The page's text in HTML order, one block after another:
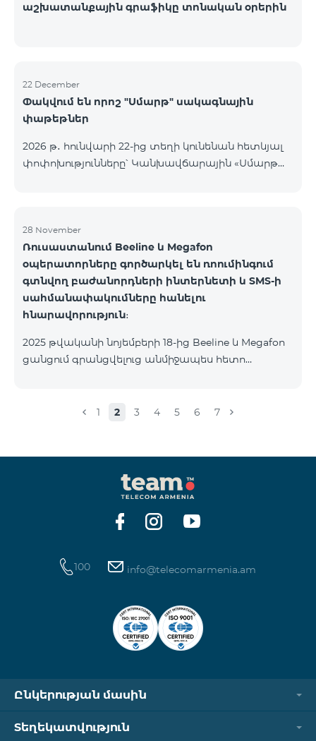
աշխատանքային գրաֆիկը տոնական օրերին
22 December
Փակվում են որոշ "Սմարթ" սակագնային
փաթեթներ
2026 թ․ հունվարի 22-ից տեղի կունենան հետևյալ
փոփոխությունները՝ Կանխավճարային «Սմարթ
սակագնային փաթեթին, որի շրջանակներում
կստանան անսահմանափակ ինտերնետ, 2000
րոպե դեպի ՀՀ բոլոր ցանցեր, ԱՄՆ, Կանադա, ՌԴ
Beeline և Tele2 ցանցեր, 500 SMS, 200 ՄԲ
ռոումինգում, 60 TV ալիք։ «BeFree 5000 unlimit»
սակագնային փաթեթի ամսավճարը կազմում է
սակագնային փաթեթը կդադարի գ
28 November
Ռուսաստանում Beeline և Megafon
օպերատորները գործարկել են ռոումինգում
գտնվող բաժանորդների ինտերնետի և SMS-ի
սահմանափակումները հանելու
հնարավորություն։
2025 թվականի նոյեմբերի 18-ից Beeline և Megafon
ցանցում գրանցվելուց անմիջապես հետո
էջին։ Ստուգումը հաջողությամբ անցնելուց հետո
կերպով։ Խնդրում ենք ուշադրություն դարձնել, որ
Captcha հղումն աշխատում է միայն
համապատասխան օպերատորի բջջային
ցանցին միացված լինելու դեպքում։ Wi-Fi-ը և VPN-
ը պետք է անջատված լինեն, հակառակ դեպքում
1 2 3 4 5 6 7
100 info@telecomarmenia.am
Ընկերության մասին
Տեղեկատվություն